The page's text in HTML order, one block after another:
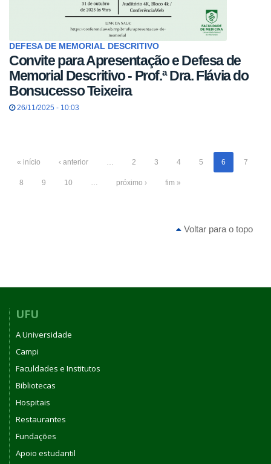
DEFESA DE MEMORIAL DESCRITIVO
Convite para Apresentação e Defesa de
Memorial Descritivo - Prof.ª Dra. Flávia do
Bonsucesso Teixeira
26/11/2025 - 10:03
« início ‹ anterior … 2 3 4 5 6 7
8 9 10 … próximo › fim »
Voltar para o topo
UFU
A Universidade
Campi
Faculdades e Institutos
Bibliotecas
Hospitais
Restaurantes
Fundações
Apoio estudantil